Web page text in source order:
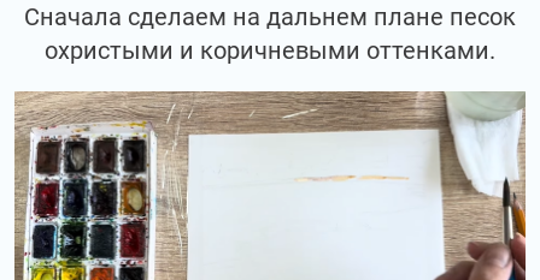
Сначала сделаем на дальнем плане песок
охристыми и коричневыми оттенками.